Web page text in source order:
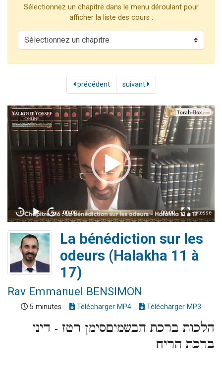
2 personnes viennent de nous rejoindre sur WhatsApp
Il reste 49 places pour étudier en groupe sur Zoom
Sélectionnez un chapitre dans le menu déroulant pour
afficher la liste des cours :
précédent suivant
La bénédiction sur les
odeurs (Halakha 11 à
17)
Rav Emmanuel BENSIMON
5 minutes Télécharger MP4 Télécharger MP3
הלכות ברכת הבשמיםסימן רטז - דיני
ברכת הריח